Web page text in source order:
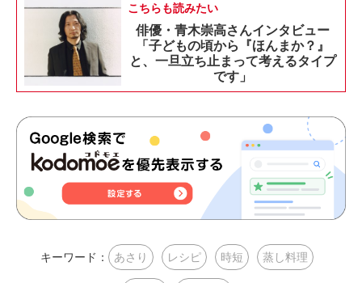
こちらも読みたい
俳優・青木崇高さんインタビュー
「子どもの頃から『ほんまか？』
と、一旦立ち止まって考えるタイプ
です」
キーワード： あさり レシピ 時短 蒸し料理